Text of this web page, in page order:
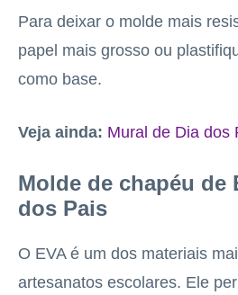
Para deixar o molde mais
papel mais grosso ou
como base.
Veja ainda: Mural de Dia dos
Molde de chapéu de
dos Pais
O EVA é um dos materiais
artesanatos escolares. Ele